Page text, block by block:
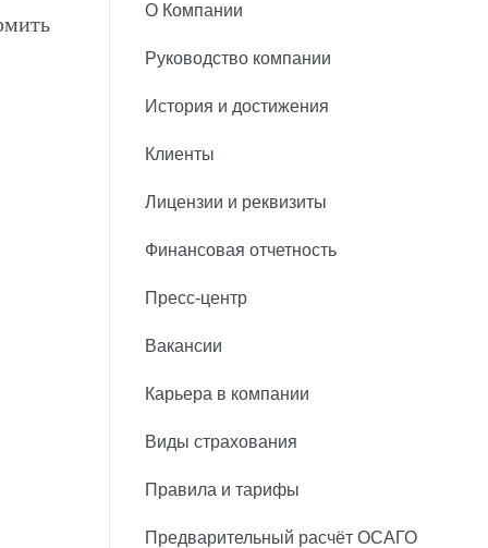
О Компании
Руководство компании
История и достижения
Клиенты
Лицензии и реквизиты
Финансовая отчетность
Пресс-центр
Вакансии
Карьера в компании
Виды страхования
Правила и тарифы
Предварительный расчёт ОСАГО